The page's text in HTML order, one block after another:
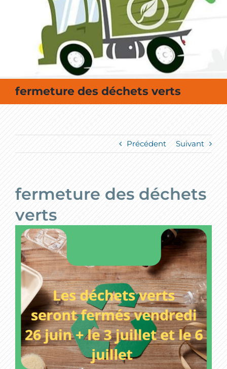
MES SORTIES / MES LOISIRS
fermeture des déchets verts
Précédent Suivant
fermeture des déchets
verts